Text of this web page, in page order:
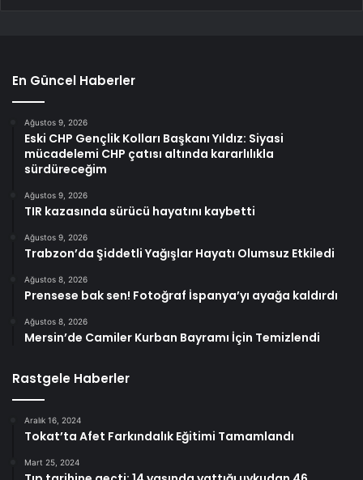
En Güncel Haberler
Ağustos 9, 2026
Eski CHP Gençlik Kolları Başkanı Yıldız: Siyasi
mücadelemi CHP çatısı altında kararlılıkla
sürdüreceğim
Ağustos 9, 2026
TIR kazasında sürücü hayatını kaybetti
Ağustos 9, 2026
Trabzon’da Şiddetli Yağışlar Hayatı Olumsuz Etkiledi
Ağustos 8, 2026
Prensese bak sen! Fotoğraf İspanya’yı ayağa kaldırdı
Ağustos 8, 2026
Mersin’de Camiler Kurban Bayramı İçin Temizlendi
Rastgele Haberler
Aralık 16, 2024
Tokat’ta Afet Farkındalık Eğitimi Tamamlandı
Mart 25, 2024